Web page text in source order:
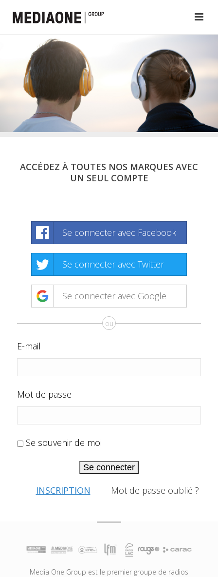
ACCÉDEZ À TOUTES NOS MARQUES AVEC
UN SEUL COMPTE
Se connecter avec Facebook
Se connecter avec Twitter
Se connecter avec Google
ou
E-mail
Mot de passe
Se souvenir de moi
Se connecter
INSCRIPTION Mot de passe oublié ?
Media One Group est le premier groupe de radios